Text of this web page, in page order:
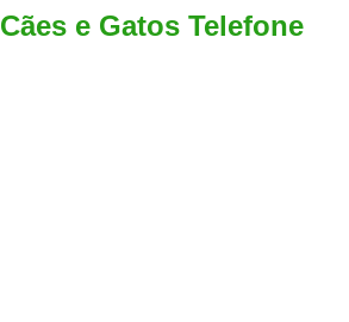
Tártaro Santo André
Limpeza
e Gatos Telefone